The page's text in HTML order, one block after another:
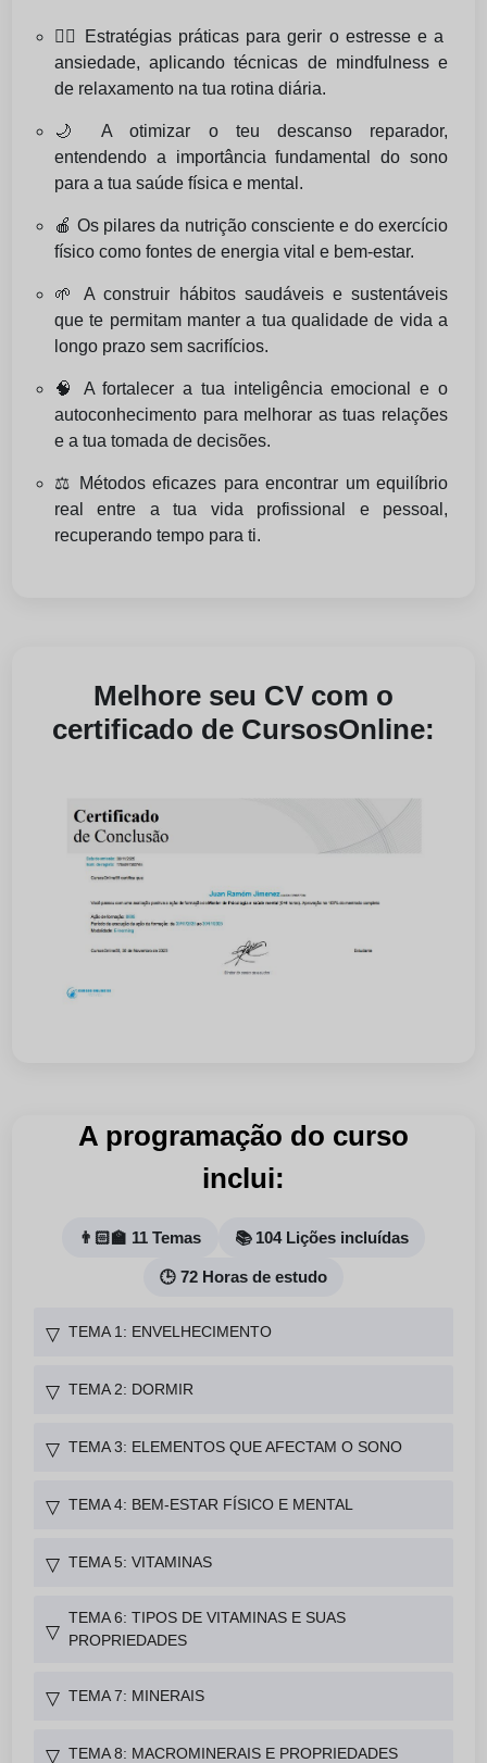
🧘‍♀️ Estratégias práticas para gerir o estresse e a
ansiedade, aplicando técnicas de mindfulness e
de relaxamento na tua rotina diária.
🌙 A otimizar o teu descanso reparador,
entendendo a importância fundamental do sono
para a tua saúde física e mental.
🍎 Os pilares da nutrição consciente e do exercício
físico como fontes de energia vital e bem-estar.
🌱 A construir hábitos saudáveis e sustentáveis
que te permitam manter a tua qualidade de vida a
longo prazo sem sacrifícios.
🧠 A fortalecer a tua inteligência emocional e o
autoconhecimento para melhorar as tuas relações
e a tua tomada de decisões.
⚖️ Métodos eficazes para encontrar um equilíbrio
real entre a tua vida profissional e pessoal,
recuperando tempo para ti.
Melhore seu CV com o
certificado de CursosOnline:
A programação do curso
inclui:
👨🏻‍🏫 11 Temas 📚 104 Lições incluídas
🕒 72 Horas de estudo
▽ TEMA 1: ENVELHECIMENTO
▽ TEMA 2: DORMIR
▽ TEMA 3: ELEMENTOS QUE AFECTAM O SONO
▽ TEMA 4: BEM-ESTAR FÍSICO E MENTAL
▽ TEMA 5: VITAMINAS
▽
TEMA 6: TIPOS DE VITAMINAS E SUAS
PROPRIEDADES
▽ TEMA 7: MINERAIS
▽ TEMA 8: MACROMINERAIS E PROPRIEDADES